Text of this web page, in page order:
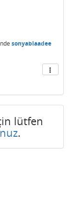
sonyablaadee
lütfen
.